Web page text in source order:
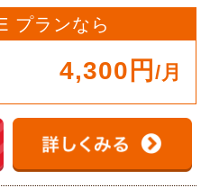
プランなら
4,300円 /月